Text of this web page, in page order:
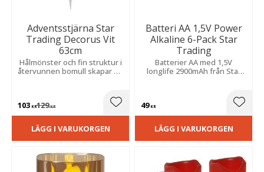
Adventsstjärna Star
Trading Decorus Vit
63cm
Hålmönster och fin struktur i
återvunnen bomull skapar en
103 KR129KR Lägg till i favoriter
LÄGG I VARUKORGEN
Batteri AA 1,5V Power
Alkaline 6-Pack Star
Trading
Batterier AA med 1,5V
longlife 2900mAh från Star
49KR
LÄGG I VARUKORGEN